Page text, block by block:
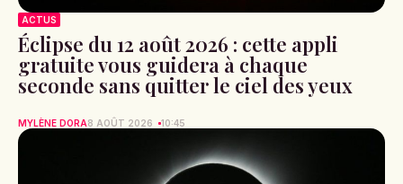
ACTUS
Éclipse du 12 août 2026 : cette appli
gratuite vous guidera à chaque
seconde sans quitter le ciel des yeux
MYLÈNE DORA8 AOÛT 2026 10:45